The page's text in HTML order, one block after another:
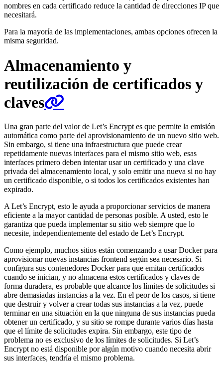
nombres en cada certificado reduce la cantidad de direcciones IP que
necesitará.
Para la mayoría de las implementaciones, ambas opciones ofrecen la
misma seguridad.
Almacenamiento y
reutilización de certificados y
claves
Una gran parte del valor de Let’s Encrypt es que permite la emisión
automática como parte del aprovisionamiento de un nuevo sitio web.
Sin embargo, si tiene una infraestructura que puede crear
repetidamente nuevas interfaces para el mismo sitio web, esas
interfaces primero deben intentar usar un certificado y una clave
privada del almacenamiento local, y solo emitir una nueva si no hay
un certificado disponible, o si todos los certificados existentes han
expirado.
A Let’s Encrypt, esto le ayuda a proporcionar servicios de manera
eficiente a la mayor cantidad de personas posible. A usted, esto le
garantiza que pueda implementar su sitio web siempre que lo
necesite, independientemente del estado de Let’s Encrypt.
Como ejemplo, muchos sitios están comenzando a usar Docker para
aprovisionar nuevas instancias frontend según sea necesario. Si
configura sus contenedores Docker para que emitan certificados
cuando se inician, y no almacena estos certificados y claves de
forma duradera, es probable que alcance los límites de solicitudes si
abre demasiadas instancias a la vez. En el peor de los casos, si tiene
que destruir y volver a crear todas sus instancias a la vez, puede
terminar en una situación en la que ninguna de sus instancias pueda
obtener un certificado, y su sitio se rompe durante varios días hasta
que el límite de solicitudes expira. Sin embargo, este tipo de
problema no es exclusivo de los límites de solicitudes. Si Let’s
Encrypt no está disponible por algún motivo cuando necesita abrir
sus interfaces, tendría el mismo problema.